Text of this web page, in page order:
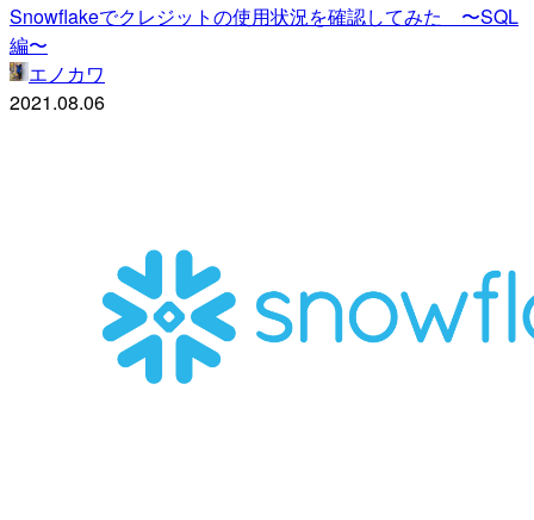
Snowflakeでクレジットの使用状況を確認してみた 〜SQL
編〜
エノカワ
2021.08.06